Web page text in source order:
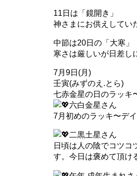
11日は「鏡開き」
神さまにお供えしてい
中節は20日の「大寒」
寒さは厳しいが日差し
7月9日(月)
壬寅(みずのえ.とら)
七赤金星の日のラッキ
六白金星さん
7月初めのラッキ〜デ
二黒土星さん
日頃は人の陰でコツコ
す。今日は褒めて頂け